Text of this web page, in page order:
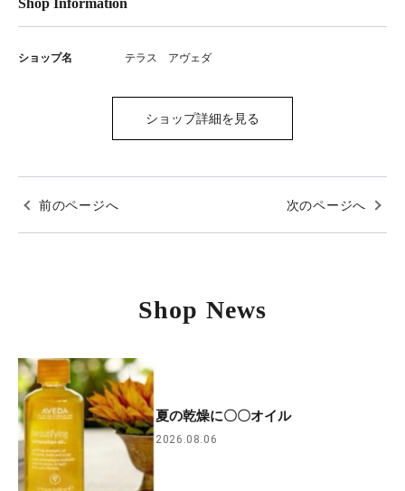
Shop Information
ショップ名 テラス アヴェダ
ショップ詳細を見る
前のページへ 次のページへ
Shop News
夏の乾燥に〇〇オイル
2026.08.06